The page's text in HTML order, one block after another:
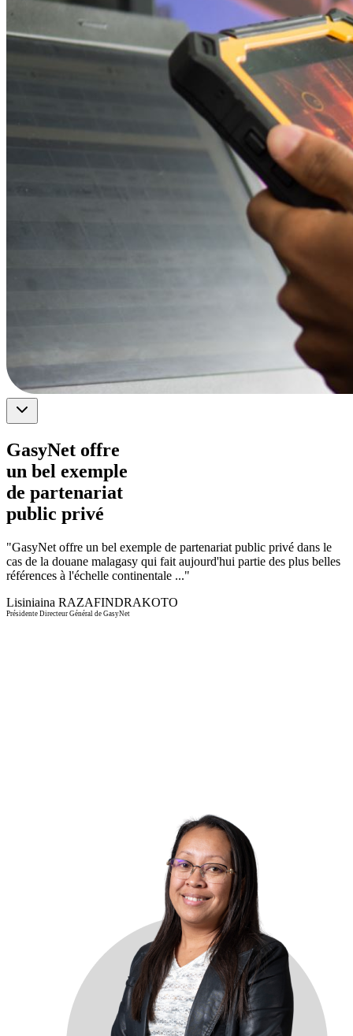
GasyNet offre
un bel exemple
de partenariat
public privé
"GasyNet offre un bel exemple de partenariat public privé dans le
cas de la douane malagasy qui fait aujourd'hui partie des plus belles
références à l'échelle continentale ..."
Lisiniaina RAZAFINDRAKOTO
Présidente Directeur Général de GasyNet